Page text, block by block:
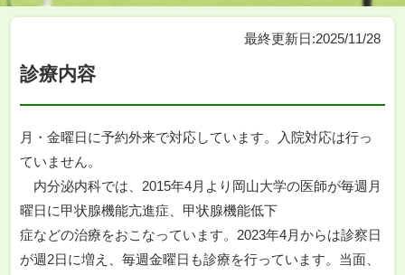
最終更新日:2025/11/28
診療内容
月・金曜日に予約外来で対応しています。入院対応は行っ
ていません。
内分泌内科では、2015年4月より岡山大学の医師が毎週月
曜日に甲状腺機能亢進症、甲状腺機能低下
症などの治療をおこなっています。2023年4月からは診察日
が週2日に増え、毎週金曜日も診療を行っています。当面、